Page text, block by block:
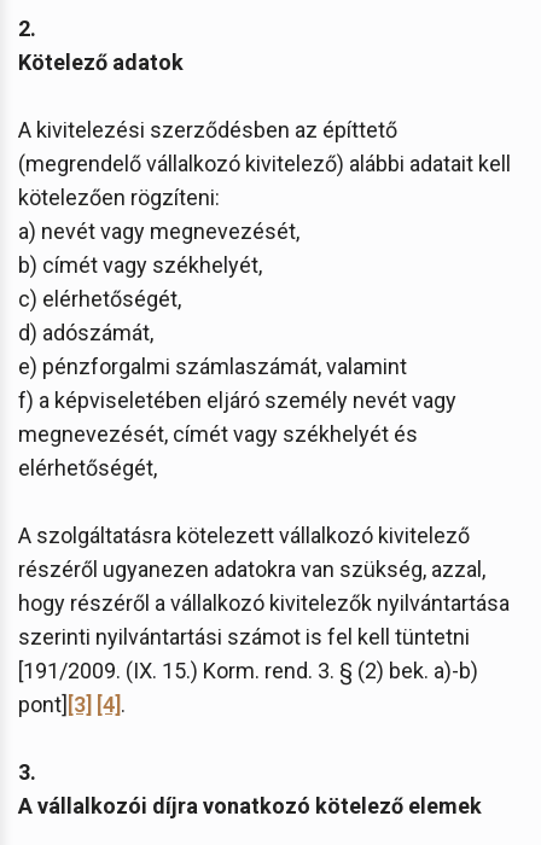
2.
Kötelező adatok
A kivitelezési szerződésben az építtető
(megrendelő vállalkozó kivitelező) alábbi adatait kell
kötelezően rögzíteni:
a) nevét vagy megnevezését,
b) címét vagy székhelyét,
c) elérhetőségét,
d) adószámát,
e) pénzforgalmi számlaszámát, valamint
f) a képviseletében eljáró személy nevét vagy
megnevezését, címét vagy székhelyét és
elérhetőségét,
A szolgáltatásra kötelezett vállalkozó kivitelező
részéről ugyanezen adatokra van szükség, azzal,
hogy részéről a vállalkozó kivitelezők nyilvántartása
szerinti nyilvántartási számot is fel kell tüntetni
[191/2009. (IX. 15.) Korm. rend. 3. § (2) bek. a)-b)
pont] [3] [4].
3.
A vállalkozói díjra vonatkozó kötelező elemek